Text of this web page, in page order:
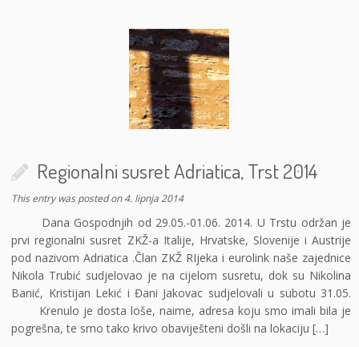
Regionalni susret Adriatica, Trst 2014
This entry was posted on4. lipnja 2014
Dana Gospodnjih od 29.05.-01.06. 2014. U Trstu održan je
prvi regionalni susret ZKŽ-a Italije, Hrvatske, Slovenije i Austrije
pod nazivom Adriatica .Član ZKŽ RIjeka i eurolink naše zajednice
Nikola Trubić sudjelovao je na cijelom susretu, dok su Nikolina
Banić, Kristijan Lekić i Đani Jakovac sudjelovali u subotu 31.05.
Krenulo je dosta loše, naime, adresa koju smo imali bila je
pogrešna, te smo tako krivo obaviješteni došli na lokaciju […]